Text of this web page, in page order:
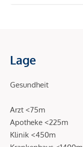
Lage
Gesundheit
Arzt <75m
Apotheke <225m
Klinik <450m